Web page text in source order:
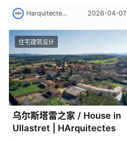
HArquitectes
Harquitectes 建筑师事务所｜Harquitectes 2026-04-07
住宅建筑设计
乌尔斯塔雷之家 / House in
Ullastret | HArquitectes